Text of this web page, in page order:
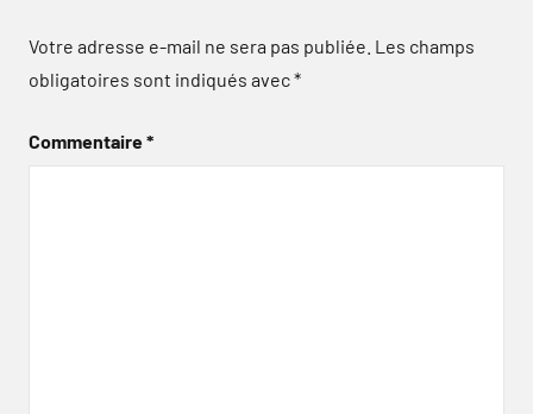
Votre adresse e-mail ne sera pas publiée. Les champs
obligatoires sont indiqués avec*
Commentaire*